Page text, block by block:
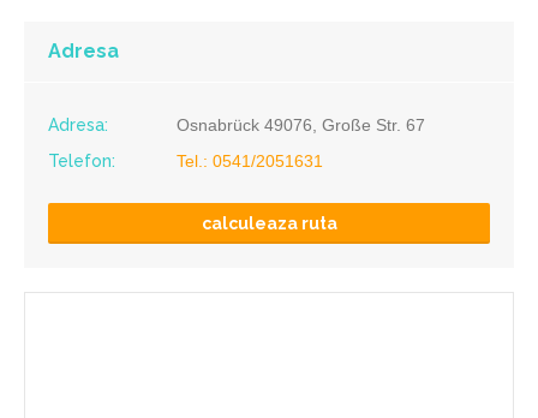
Adresa
Adresa:
Osnabrück 49076, Große Str. 67
Telefon:
Tel.: 0541/2051631
calculeaza ruta